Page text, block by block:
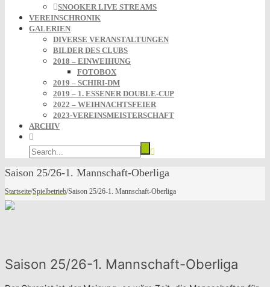
SNOOKER LIVE STREAMS
VEREINSCHRONIK
GALERIEN
DIVERSE VERANSTALTUNGEN
BILDER DES CLUBS
2018 – EINWEIHUNG
FOTOBOX
2019 – SCHIRI-DM
2019 – 1. ESSENER DOUBLE-CUP
2022 – WEIHNACHTSFEIER
2023-VEREINSMEISTERSCHAFT
ARCHIV
Saison 25/26-1. Mannschaft-Oberliga
Startseite/Spielbetrieb/Saison 25/26-1. Mannschaft-Oberliga
Saison 25/26-1. Mannschaft-Oberliga